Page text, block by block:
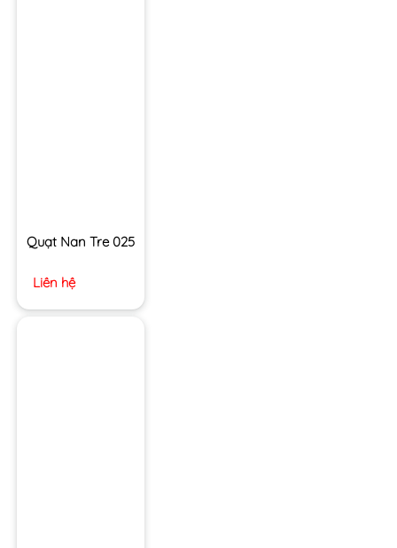
Quạt Nan Tre 025
Liên hệ